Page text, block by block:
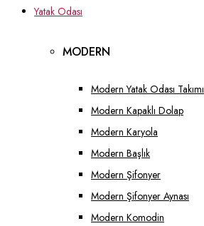
Yatak Odası
MODERN
Modern Yatak Odası Takımı
Modern Kapaklı Dolap
Modern Karyola
Modern Başlık
Modern Şifonyer
Modern Şifonyer Aynası
Modern Komodin